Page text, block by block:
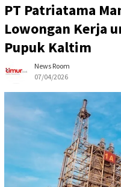
PT Patriatama
Lowongan Kerja
Pupuk Kaltim
News Room
07/04/2026